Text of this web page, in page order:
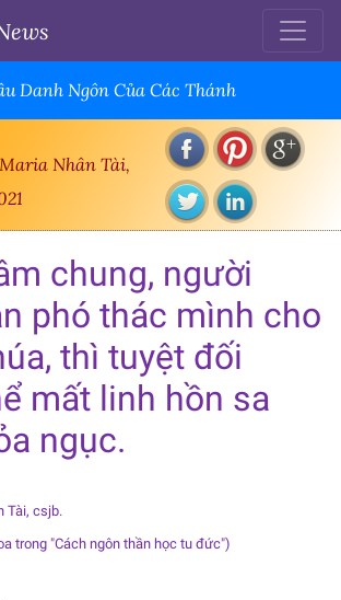
Danh Ngôn Của Các Thánh
Nhân Tài,
chung, người
phó thác mình cho
thì tuyệt đối
mất linh hồn sa
ngục.
Tài, csjb.
trong "Cách ngôn thần học tu đức")